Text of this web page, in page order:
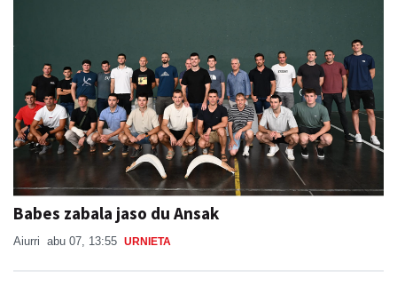
Babes zabala jaso du Ansak
Aiurri abu 07, 13:55 URNIETA